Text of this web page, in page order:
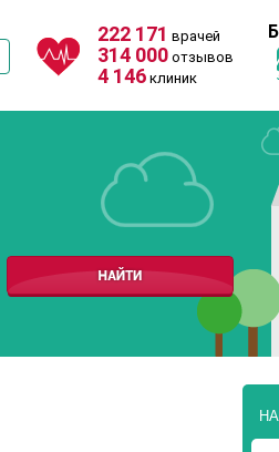
222 171 врачей
314 000 отзывов
4 146 клиник